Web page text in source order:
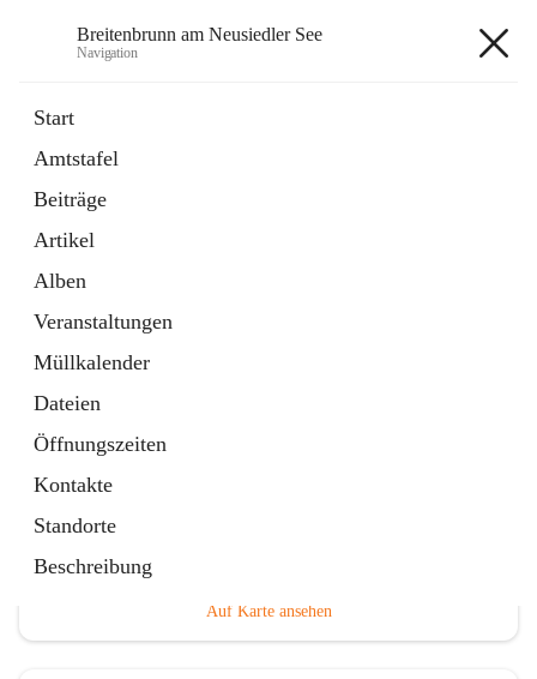
Breitenbrunn am Neusiedler See
Navigation
Start
Amtstafel
Beiträge
Artikel
Alben
Veranstaltungen
Müllkalender
Dateien
Öffnungszeiten
Kontakte
Standorte
Beschreibung
18 Schnellzugriffe
Gemeindeservice
Auf Karte ansehen